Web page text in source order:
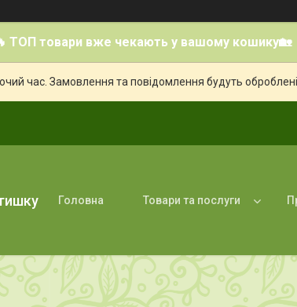
ТОП товари вже чекають у вашому кошику🏡
час. Замовлення та повідомлення будуть
Головна Товари та послуги